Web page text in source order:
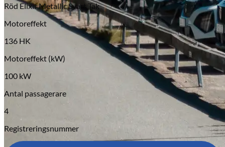
Röd Elixir Metallic Svart Tak
Motoreffekt
136 HK
Motoreffekt (kW)
100 kW
Antal passagerare
4
Registreringsnummer